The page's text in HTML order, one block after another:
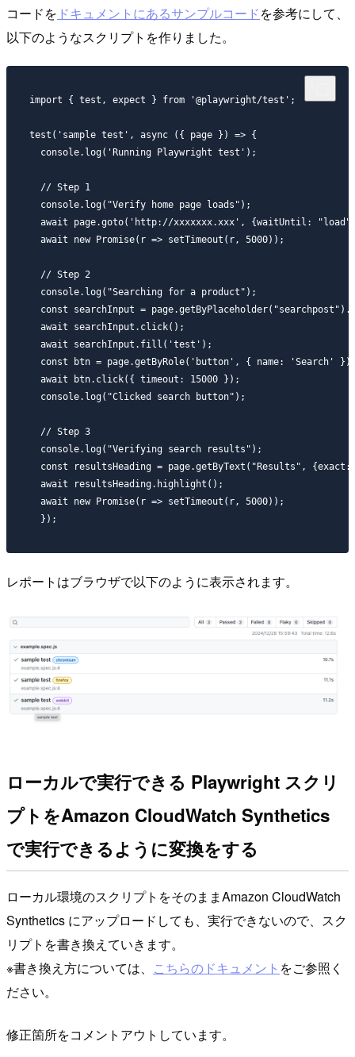
コードを ドキュメントにあるサンプルコードを参考にして、
以下のようなスクリプトを作りました。
import { test, expect } from '@playwright/test';
test('sample test', async ({ page }) => {
  console.log('Running Playwright test');
  // Step 1
  console.log("Verify home page loads");
await page.goto('http://xxxxxxx.xxx', {waitUntil:
  await new Promise(r => setTimeout(r, 5000));
  // Step 2
  console.log("Searching for a product");
const searchInput =
  await searchInput.click();
  await searchInput.fill('test');
const btn = page.getByRole('button', { name: 'Search'
  await btn.click({ timeout: 15000 });
  console.log("Clicked search button");
  // Step 3
  console.log("Verifying search results");
const resultsHeading = page.getByText("Results", {exact:
  await resultsHeading.highlight();
  await new Promise(r => setTimeout(r, 5000));
レポートはブラウザで以下のように表示されます。
ローカルで実行できる Playwright スクリ
プトをAmazon CloudWatch Synthetics
で実行できるように変換をする
ローカル環境のスクリプトをそのままAmazon CloudWatch
Synthetics にアップロードしても、実行できないので、スク
リプトを書き換えていきます。
※書き換え方については、 こちらのドキュメント をご参照く
ださい。
修正箇所をコメントアウトしています。